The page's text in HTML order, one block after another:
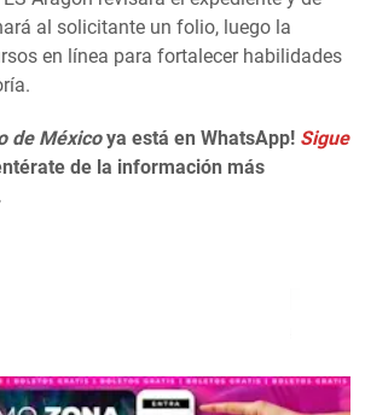
al solicitante un folio, luego la
en línea para fortalecer habilidades
de Méxicoya está en WhatsApp! Sigue
de la información más